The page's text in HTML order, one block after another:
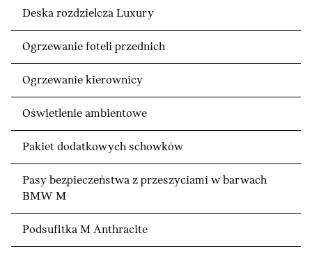
Deska rozdzielcza Luxury
Ogrzewanie foteli przednich
Ogrzewanie kierownicy
Oświetlenie ambientowe
Pakiet dodatkowych schowków
Pasy bezpieczeństwa z przeszyciami w barwach
BMW M
Podsufitka M Anthracite